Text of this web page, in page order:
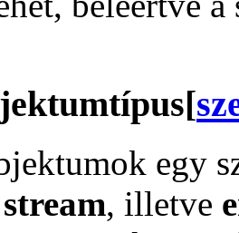
[
egy
stream, illetve